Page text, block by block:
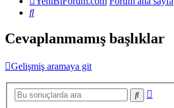
Ara
Cevaplanmamış başlıklar
Gelişmiş aramaya git
Ara